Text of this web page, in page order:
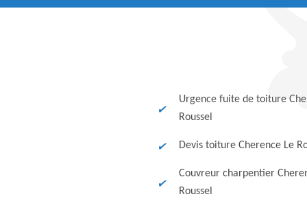
Urgence fuite de toiture
Roussel
Devis toiture Cherence Le
Couvreur charpentier
Roussel